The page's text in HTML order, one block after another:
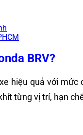
BRV?
hiệu quả với
từng vị trí, hạn